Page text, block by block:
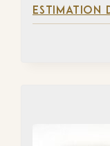
ESTIMATION